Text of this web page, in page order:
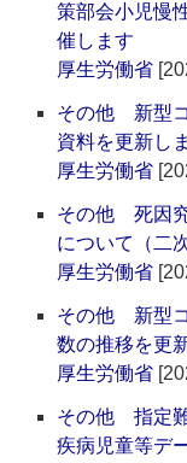
策部会小児慢
催します
厚生労働省
その他 新型
資料を更新し
厚生労働省
その他 死因
について（二
厚生労働省
その他 新型
数の推移を更
厚生労働省
その他 指定
疾病児童等デ